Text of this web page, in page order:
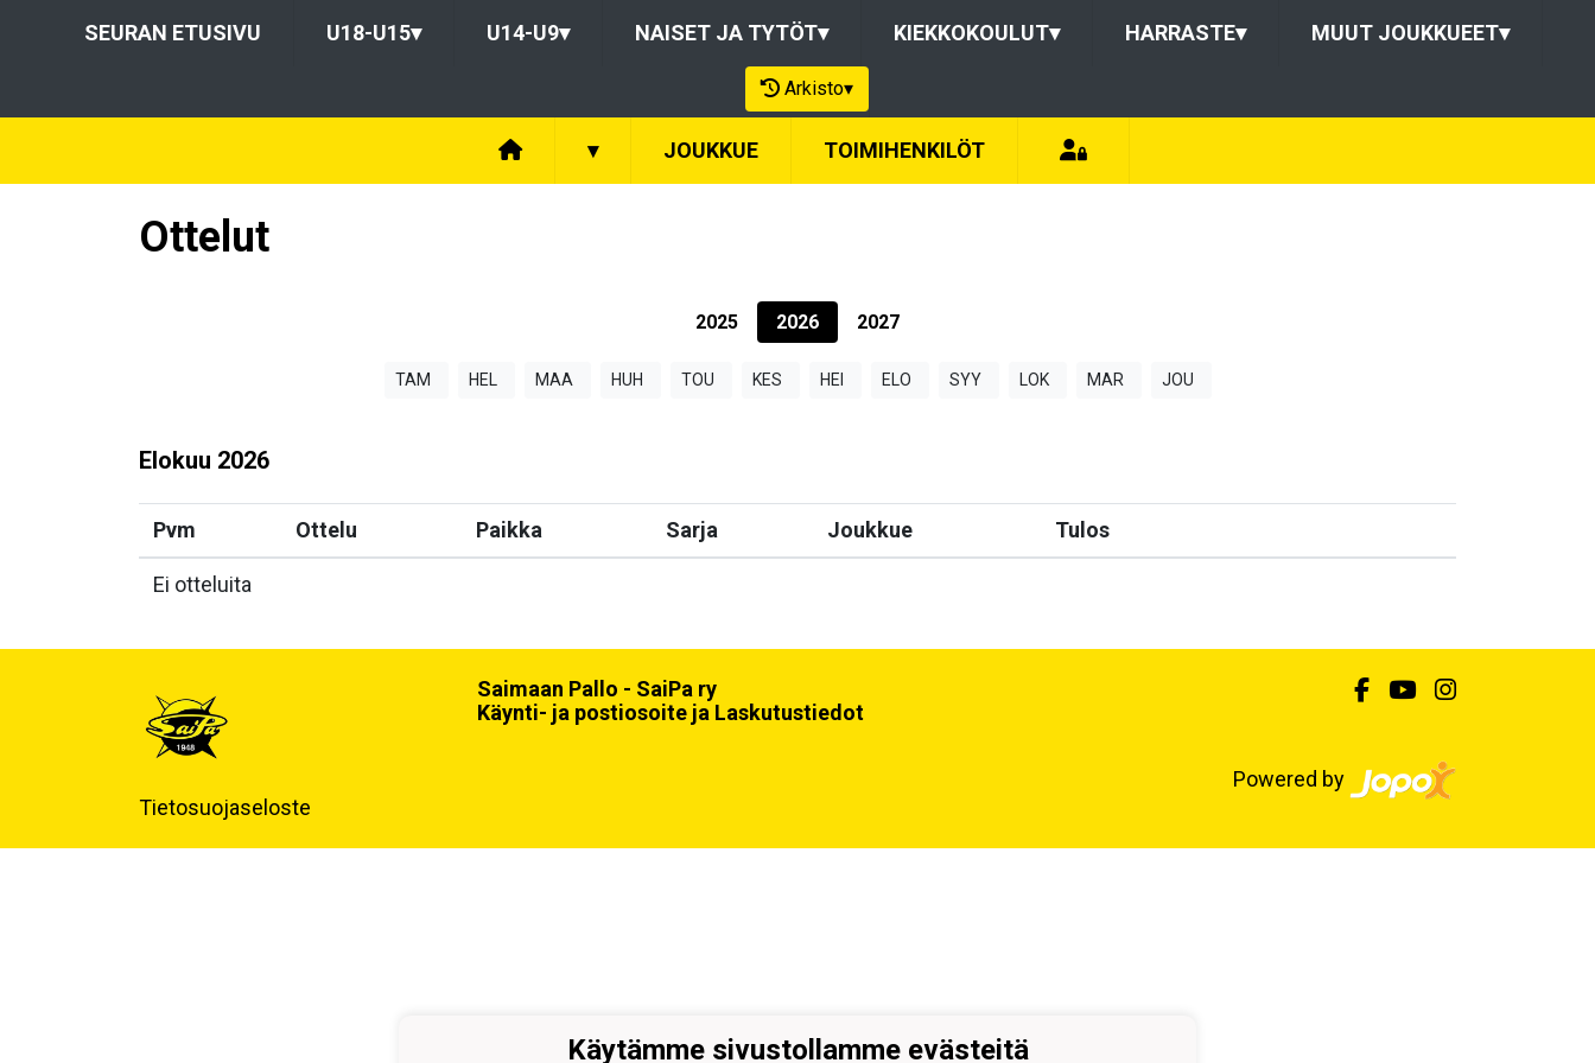
SEURAN ETUSIVU U18-U15▾ U14-U9▾ NAISET JA TYTÖT▾ KIEKKOKOULUT▾ HARRASTE▾ MUUT JOUKKUEET▾
Arkisto▾
▾ JOUKKUE TOIMIHENKILÖT
Ottelut
2025 2026 2027
TAM HEL MAA HUH TOU KES HEI ELO SYY LOK MAR JOU
Elokuu 2026
Pvm Ottelu Paikka Sarja Joukkue Tulos
Ei otteluita
Tietosuojaseloste
Saimaan Pallo - SaiPa ry
Käynti- ja postiosoite ja Laskutustiedot
Powered by
Käytämme sivustollamme evästeitä